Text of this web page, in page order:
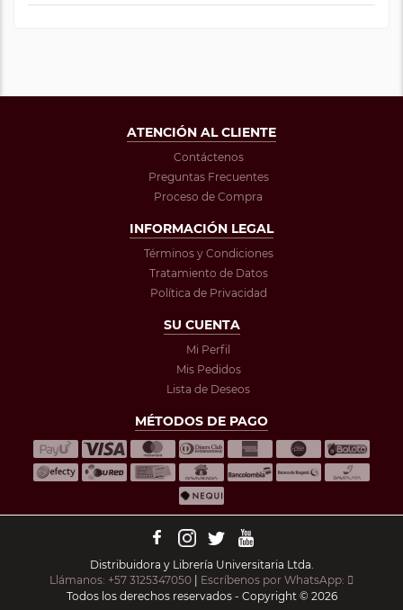
ATENCIÓN AL CLIENTE
Contáctenos
Preguntas Frecuentes
Proceso de Compra
INFORMACIÓN LEGAL
Términos y Condiciones
Tratamiento de Datos
Política de Privacidad
SU CUENTA
Mi Perfil
Mis Pedidos
Lista de Deseos
MÉTODOS DE PAGO
Distribuidora y Librería Universitaria Ltda.
Llámanos: +57 3125347050
Escríbenos por WhatsApp:
Todos los derechos reservados - Copyright © 2026